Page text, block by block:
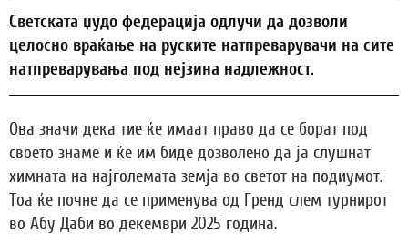
Светската џудо федерација одлучи да дозволи
целосно враќање на руските натпреварувачи на сите
натпреварувања под нејзина надлежност.
Ова значи дека тие ќе имаат право да се борат под
своето знаме и ќе им биде дозволено да ја слушнат
химната на најголемата земја во светот на подиумот.
Тоа ќе почне да се применува од Гренд слем турнирот
во Абу Даби во декември 2025 година.